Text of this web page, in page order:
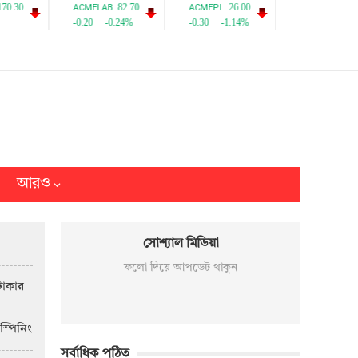
আরও
সোশ্যাল মিডিয়া
ফলো দিয়ে আপডেট থাকুন
সর্বাধিক পঠিত